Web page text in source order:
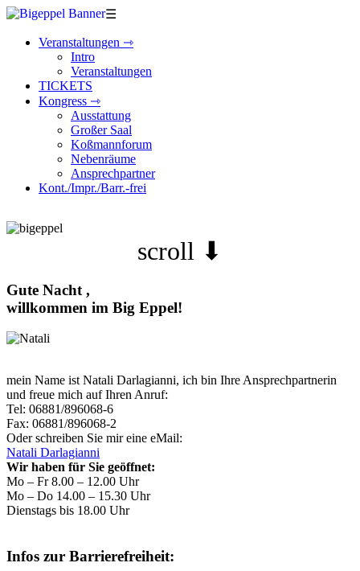
☰
Veranstaltungen ⇾
Intro
Veranstaltungen
TICKETS
Kongress ⇾
Ausstattung
Großer Saal
Koßmannforum
Nebenräume
Ansprechpartner
Kont./Impr./Barr.-frei
scroll ⬇
Gute Nacht ,
willkommen im Big Eppel!
mein Name ist Natali Darlagianni, ich bin Ihre Ansprechpartnerin
und freue mich auf Ihren Anruf:
Tel: 06881/896068-6
Fax: 06881/896068-2
Oder schreiben Sie mir eine eMail:
Natali Darlagianni
Wir haben für Sie geöffnet:
Mo – Fr 8.00 – 12.00 Uhr
Mo – Do 14.00 – 15.30 Uhr
Dienstags bis 18.00 Uhr
Infos zur Barrierefreiheit: